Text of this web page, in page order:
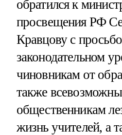
обратился к
просвещения РФ
Кравцову с
законодательном
чиновникам от
также
общественникам
жизнь учителей, а